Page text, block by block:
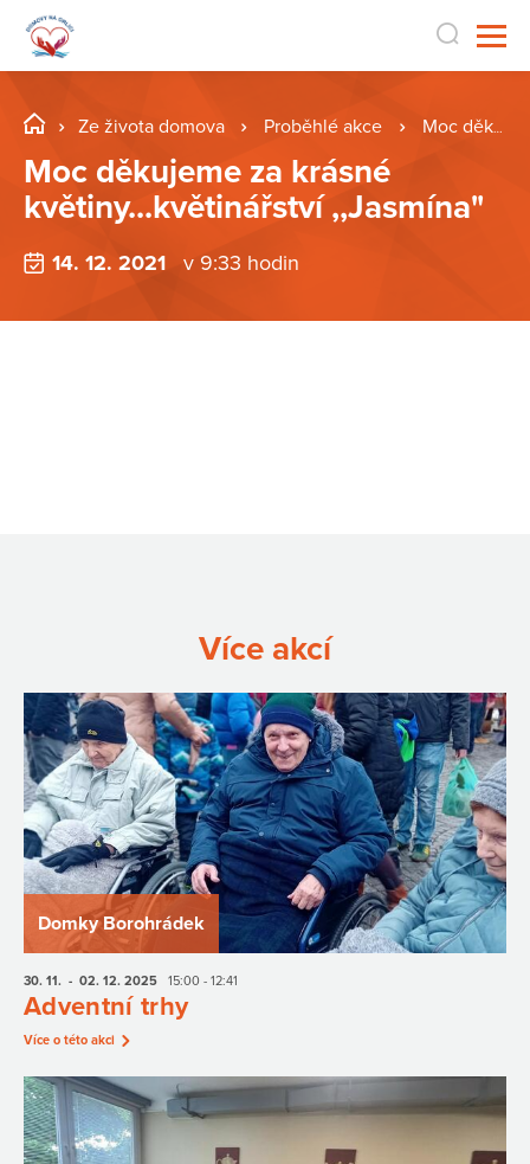
Ze života domova Proběhlé akce Moc děkujeme za krásné květiny...květinářství ,,Jasmína"
Moc děkujeme za krásné
květiny...květinářství ,,Jasmína"
14. 12. 2021 v 9:33 hodin
Více akcí
Domky Borohrádek
30. 11. - 02. 12. 2025 15:00 - 12:41
Adventní trhy
Více o této akci